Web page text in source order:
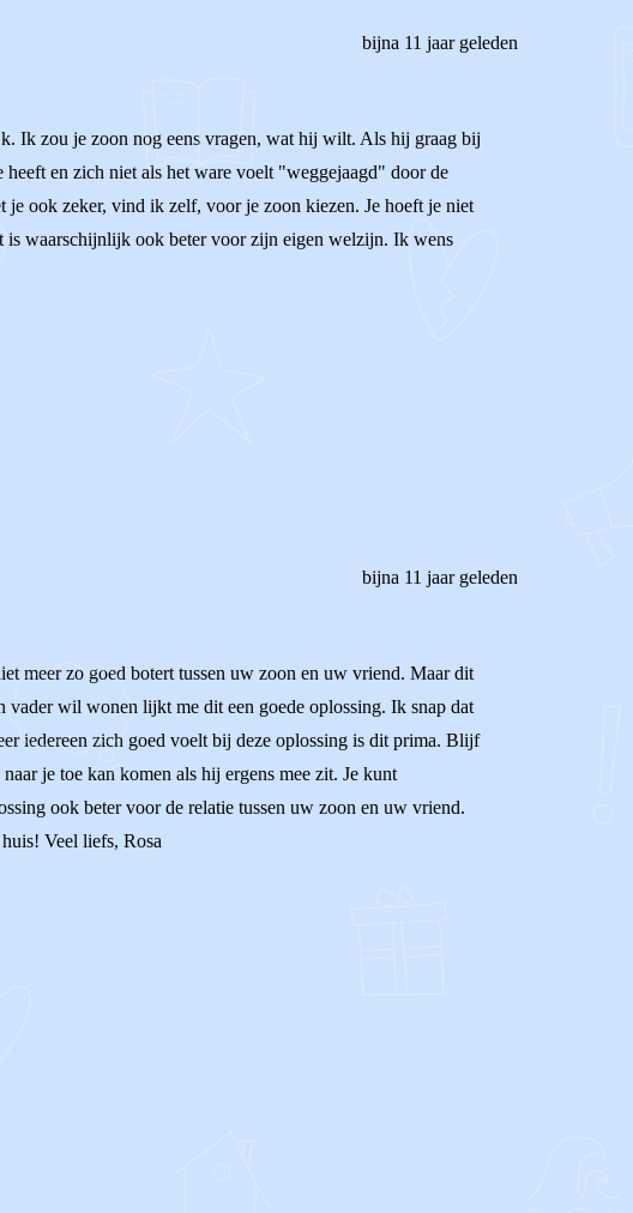
bijna 11 jaar geleden
Ik zou je zoon nog eens vragen, wat hij wilt. Als hij graag bij
en zich niet als het ware voelt "weggejaagd" door de
je ook zeker, vind ik zelf, voor je zoon kiezen. Je hoeft je niet
waarschijnlijk ook beter voor zijn eigen welzijn. Ik wens
bijna 11 jaar geleden
meer zo goed botert tussen uw zoon en uw vriend. Maar dit
vader wil wonen lijkt me dit een goede oplossing. Ik snap dat
iedereen zich goed voelt bij deze oplossing is dit prima. Blijf
je toe kan komen als hij ergens mee zit. Je kunt
ook beter voor de relatie tussen uw zoon en uw vriend.
Veel liefs, Rosa